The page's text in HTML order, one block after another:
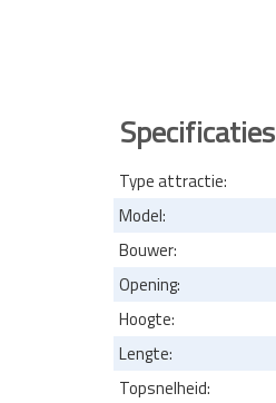
Specificaties
Type attractie:
Model:
Bouwer:
Opening:
Hoogte:
Lengte:
Topsnelheid: